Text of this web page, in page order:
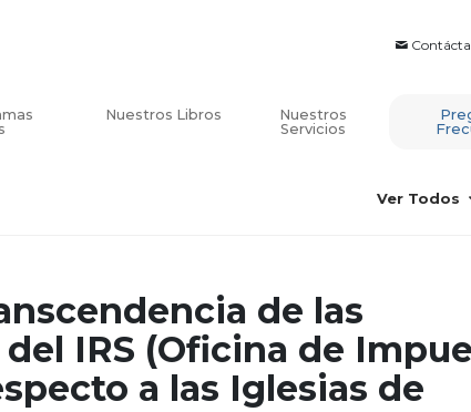
Nuestros Libros
Nuestros
Servicios
Ver Todos
de las
IRS (Oficina de
a las Iglesias de